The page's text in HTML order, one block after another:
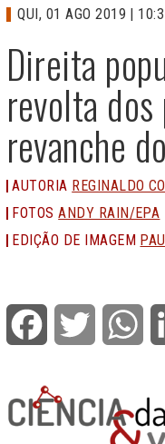
Direita
revolta
revanche
QUI, 01 AGO 2019 |
AUTORIA REGINALDO
FOTOS ANDY RAIN/EPA
EDIÇÃO DE IMAGEM
Facebook Twitter